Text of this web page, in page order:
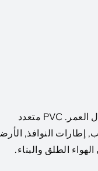
كلوريد البولي فينيل (بولي كلوريد الفينيل) هو بوليمر بلاستيكي اصطناعي يشتهر بمتانته وطول العمر. PVC متعدد
إطارات النوافذ,
الطلق والبناء.